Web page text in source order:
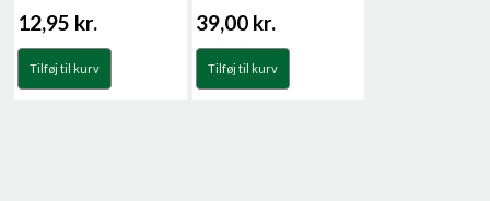
12,95 kr.
Tilføj til kurv
39,00 kr.
Tilføj til kurv